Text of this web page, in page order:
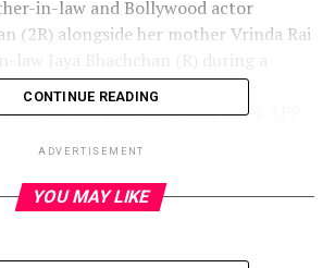
CONTINUE READING
ADVERTISEMENT
YOU MAY LIKE